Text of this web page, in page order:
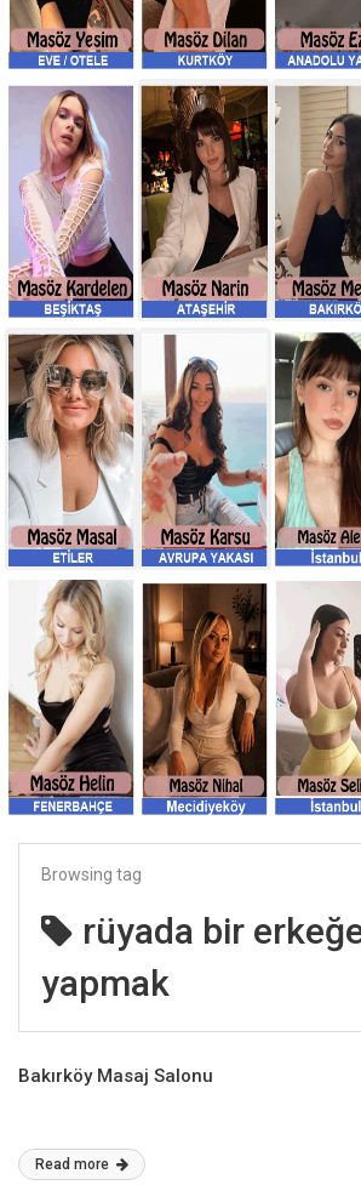
Browsing tag
rüyada bir
yapmak
Bakırköy Masaj Salonu
Read more